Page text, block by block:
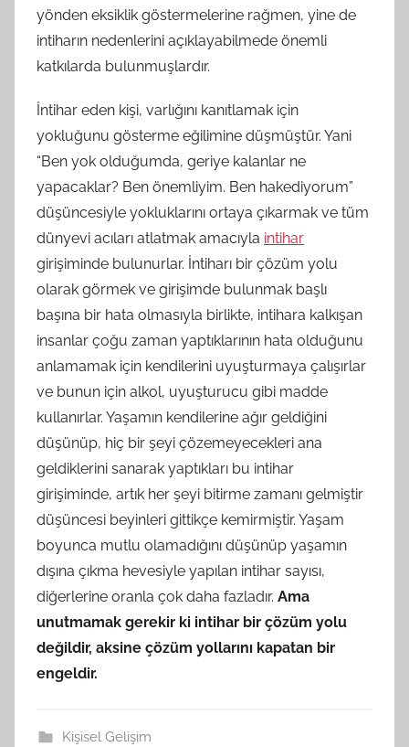
yönden eksiklik göstermelerine rağmen, yine de
intiharın nedenlerini açıklayabilmede önemli
katkılarda bulunmuşlardır.
İntihar eden kişi, varlığını kanıtlamak için
yokluğunu gösterme eğilimine düşmüştür. Yani
“Ben yok olduğumda, geriye kalanlar ne
yapacaklar? Ben önemliyim. Ben hakediyorum”
düşüncesiyle yokluklarını ortaya çıkarmak ve tüm
dünyevi acıları atlatmak amacıyla intihar
girişiminde bulunurlar. İntiharı bir çözüm yolu
olarak görmek ve girişimde bulunmak başlı
başına bir hata olmasıyla birlikte, intihara kalkışan
insanlar çoğu zaman yaptıklarının hata olduğunu
anlamamak için kendilerini uyuşturmaya çalışırlar
ve bunun için alkol, uyuşturucu gibi madde
kullanırlar. Yaşamın kendilerine ağır geldiğini
düşünüp, hiç bir şeyi çözemeyecekleri ana
geldiklerini sanarak yaptıkları bu intihar
girişiminde, artık her şeyi bitirme zamanı gelmiştir
düşüncesi beyinleri gittikçe kemirmiştir. Yaşam
boyunca mutlu olamadığını düşünüp yaşamın
dışına çıkma hevesiyle yapılan intihar sayısı,
diğerlerine oranla çok daha fazladır. Ama
unutmamak gerekir ki intihar bir çözüm yolu
değildir, aksine çözüm yollarını kapatan bir
engeldir.
Kişisel Gelişim